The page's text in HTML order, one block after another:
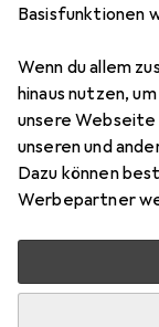
Basisfunktionen
Wenn du allem
hinaus nutzen,
unsere
unseren und
Dazu können
Werbepartner
Zubehör
Mini
Akkus
Comfort Mini
mAh aus den
Zubehör und